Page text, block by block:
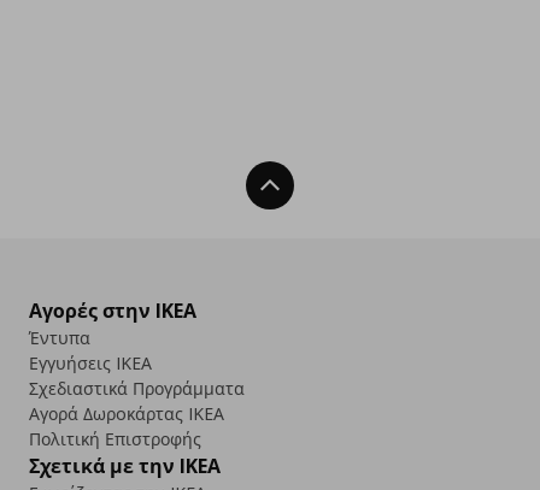
Back To Top
Αγορές στην IKEA
Έντυπα
Εγγυήσεις IKEA
Σχεδιαστικά Προγράμματα
Αγορά Δωρoκάρτας IKEA
Πολιτική Επιστροφής
Σχετικά με την IKEA